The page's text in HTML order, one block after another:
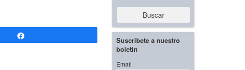
Buscar
Suscríbete a nuestro
boletín
Email